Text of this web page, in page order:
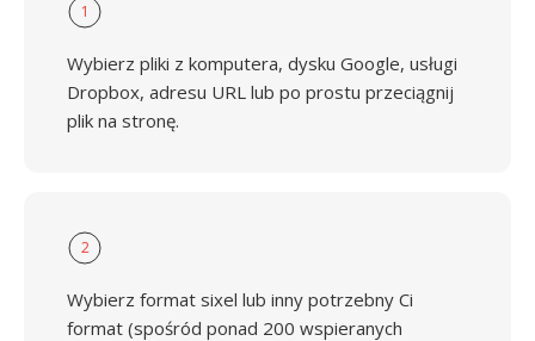
1
Wybierz pliki z komputera, dysku Google, usługi
Dropbox, adresu URL lub po prostu przeciągnij
plik na stronę.
2
Wybierz format sixel lub inny potrzebny Ci
format (spośród ponad 200 wspieranych